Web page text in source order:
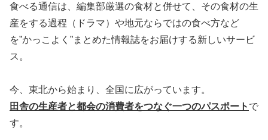
食べる通信は、編集部厳選の食材と併せて、その食材の生
産をする過程（ドラマ）や地元ならではの食べ方など
を”かっこよく”まとめた情報誌をお届けする新しいサービ
ス。
今、東北から始まり、全国に広がっています。
田舎の生産者と都会の消費者をつなぐ一つのパスポート で
す。